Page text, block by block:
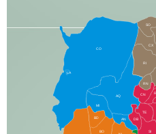
CO
AQ
MI
AN
CX
RI
SI
BD
BO
DB
TE
RN
CN
SO
LA